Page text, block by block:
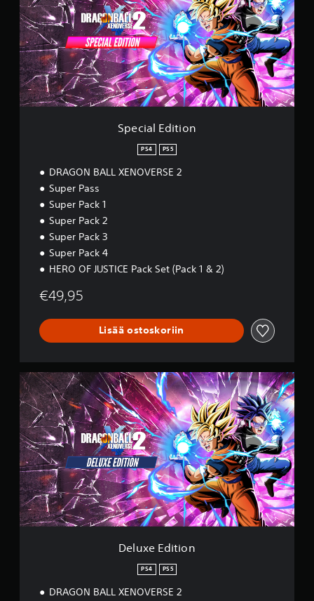
l
e
i
a
l
E
d
i
t
i
o
Special Edition
PS4 PS5
DRAGON BALL XENOVERSE 2
Super Pass
Super Pack 1
Super Pack 2
Super Pack 3
Super Pack 4
HERO OF JUSTICE Pack Set (Pack 1 & 2)
€49,95
Lisää ostoskoriin
D
e
l
u
x
e
E
d
i
t
i
o
n
Deluxe Edition
PS4 PS5
DRAGON BALL XENOVERSE 2